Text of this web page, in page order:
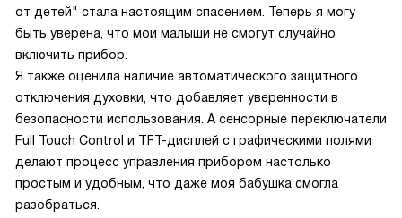
от детей" стала настоящим спасением. Теперь я могу
быть уверена, что мои малыши не смогут случайно
включить прибор.
Я также оценила наличие автоматического защитного
отключения духовки, что добавляет уверенности в
безопасности использования. А сенсорные переключатели
Full Touch Control и TFT-дисплей с графическими полями
делают процесс управления прибором настолько
простым и удобным, что даже моя бабушка смогла
разобраться.